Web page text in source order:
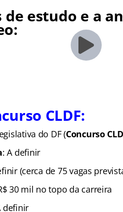
de estudo e a
CLDF:
do DF (Concurso
: A definir
(cerca de 75 vagas
30 mil no topo da carreira
definir